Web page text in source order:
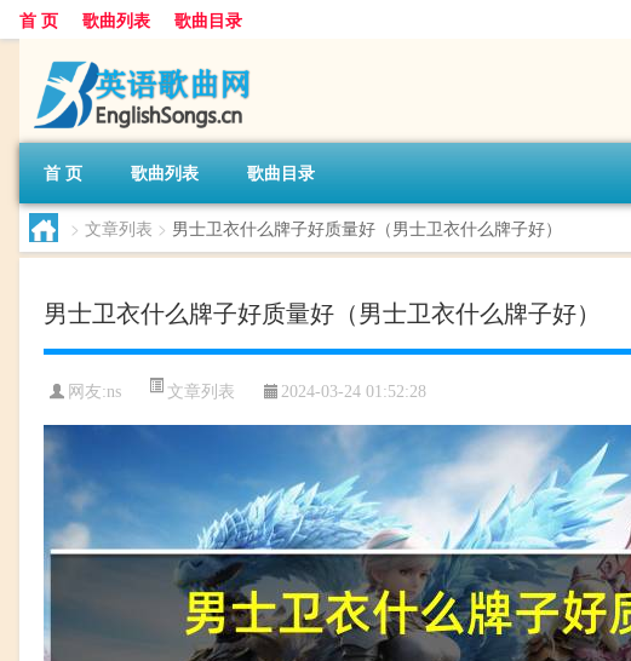
首 页 歌曲列表 歌曲目录
首 页 歌曲列表 歌曲目录
> 文章列表 > 男士卫衣什么牌子好质量好（男士卫衣什么牌子好）
男士卫衣什么牌子好质量好（男士卫衣什么牌子好）
网友:ns 文章列表 2024-03-24 01:52:28